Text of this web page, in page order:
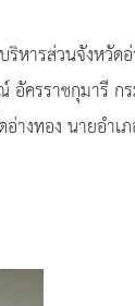
หารส่วนจังหวัด
อัครราชกุมารี ก
างทอง นายอำเ